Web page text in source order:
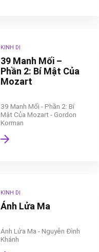
KINH DỊ
39 Manh Mối –
Phần 2: Bí Mật Của
Mozart
39 Manh Mối - Phần 2: Bí
Mật Của Mozart - Gordon
Korman
KINH DỊ
Ánh Lửa Ma
Ánh Lửa Ma - Nguyễn Đình
Khánh